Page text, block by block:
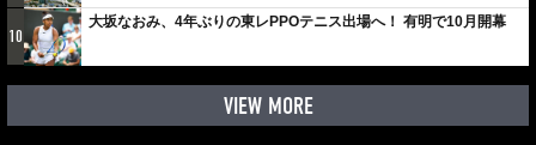
10
大坂なおみ、4年ぶりの東レPPOテニス出場へ！ 有明で10月開幕
VIEW MORE